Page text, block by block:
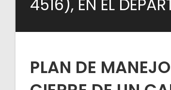
4516), EN EL
PLAN DE